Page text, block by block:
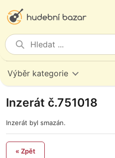
Výběr kategorie
Inzerát č.751018
Inzerát byl smazán.
« Zpět